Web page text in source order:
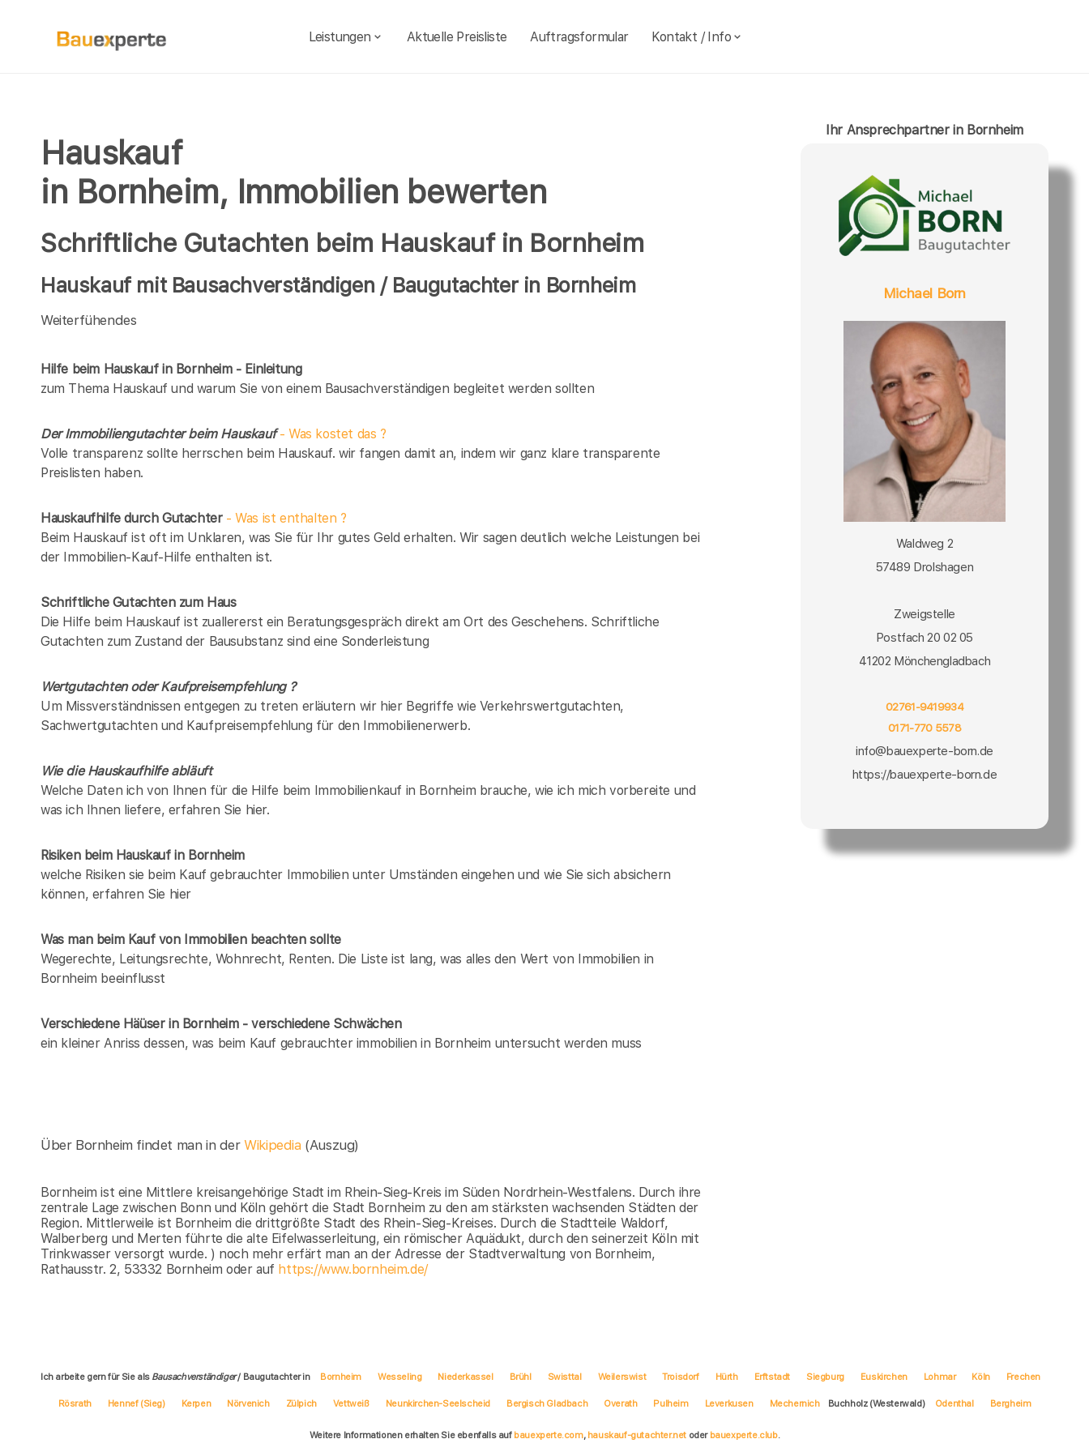
Leistungen Aktuelle Preisliste Auftragsformular Kontakt / Info
Hauskauf
in Bornheim, Immobilien bewerten
Schriftliche Gutachten beim Hauskauf in Bornheim
Hauskauf mit Bausachverständigen / Baugutachter in Bornheim
Weiterfühendes
Hilfe beim Hauskauf in Bornheim - Einleitung
zum Thema Hauskauf und warum Sie von einem Bausachverständigen begleitet werden sollten
Der Immobiliengutachter beim Hauskauf- Was kostet das ?
Volle transparenz sollte herrschen beim Hauskauf. wir fangen damit an, indem wir ganz klare transparente
Preislisten haben.
Hauskaufhilfe durch Gutachter- Was ist enthalten ?
Beim Hauskauf ist oft im Unklaren, was Sie für Ihr gutes Geld erhalten. Wir sagen deutlich welche Leistungen bei
der Immobilien-Kauf-Hilfe enthalten ist.
Schriftliche Gutachten zum Haus
Die Hilfe beim Hauskauf ist zuallererst ein Beratungsgespräch direkt am Ort des Geschehens. Schriftliche
Gutachten zum Zustand der Bausubstanz sind eine Sonderleistung
Wertgutachten oder Kaufpreisempfehlung ?
Um Missverständnissen entgegen zu treten erläutern wir hier Begriffe wie Verkehrswertgutachten,
Sachwertgutachten und Kaufpreisempfehlung für den Immobilienerwerb.
Wie die Hauskaufhilfe abläuft
Welche Daten ich von Ihnen für die Hilfe beim Immobilienkauf in Bornheim brauche, wie ich mich vorbereite und
was ich Ihnen liefere, erfahren Sie hier.
Risiken beim Hauskaufin Bornheim
welche Risiken sie beim Kauf gebrauchter Immobilien unter Umständen eingehen und wie Sie sich absichern
können, erfahren Sie hier
Was man beim Kauf von Immobilien beachten sollte
Wegerechte, Leitungsrechte, Wohnrecht, Renten. Die Liste ist lang, was alles den Wert von Immobilien in
Bornheim beeinflusst
Verschiedene Häüser in Bornheim - verschiedene Schwächen
ein kleiner Anriss dessen, was beim Kauf gebrauchter immobilien in Bornheim untersucht werden muss
Über Bornheim findet man in derWikipedia (Auszug)
Bornheim ist eine Mittlere kreisangehörige Stadt im Rhein-Sieg-Kreis im Süden Nordrhein-Westfalens. Durch ihre
zentrale Lage zwischen Bonn und Köln gehört die Stadt Bornheim zu den am stärksten wachsenden Städten der
Region. Mittlerweile ist Bornheim die drittgrößte Stadt des Rhein-Sieg-Kreises. Durch die Stadtteile Waldorf,
Walberberg und Merten führte die alte Eifelwasserleitung, ein römischer Aquädukt, durch den seinerzeit Köln mit
Trinkwasser versorgt wurde. ) noch mehr erfärt man an der Adresse der Stadtverwaltung von Bornheim,
Rathausstr. 2, 53332 Bornheim oder auf https://www.bornheim.de/
Ihr Ansprechpartner in Bornheim
Michael Born
Waldweg 2
57489 Drolshagen
Zweigstelle
Postfach 20 02 05
41202 Mönchengladbach
02761-9419934
0171-770 5578
info@bauexperte-born.de
https://bauexperte-born.de
Ich arbeite gern für Sie als Bausachverständiger/ Baugutachter in Bornheim Wesseling Niederkassel Brühl Swisttal Weilerswist Troisdorf Hürth Erftstadt Siegburg Euskirchen Lohmar Köln Frechen
Rösrath Hennef (Sieg) Kerpen Nörvenich Zülpich Vettweiß Neunkirchen-Seelscheid Bergisch Gladbach Overath Pulheim Leverkusen Mechernich Buchholz (Westerwald) Odenthal Bergheim
Weitere Informationen erhalten Sie ebenfalls auf bauexperte.com, hauskauf-gutachter.net oder bauexperte.club.